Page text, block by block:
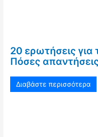
20 ερωτήσεις για
Πόσες
Διαβάστε περισσότερα